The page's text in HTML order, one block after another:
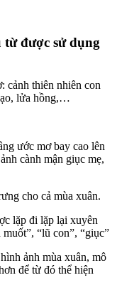
được sử dụng
cảnh thiên nhiên con
lửa hồng,…
ước mơ bay cao lên
cành mận giục mẹ,
cho cả mùa xuân.
lặp đi lặp lại xuyên
“lũ con”, “giục”
ảnh mùa xuân, mô
để từ đó thể hiện